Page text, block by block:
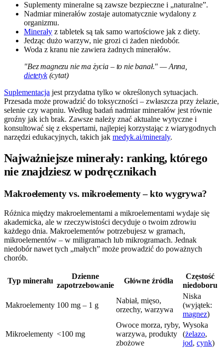
Suplementy mineralne są zawsze bezpieczne i „naturalne”.
Nadmiar minerałów zostaje automatycznie wydalony z
organizmu.
Minerały z tabletek są tak samo wartościowe jak z diety.
Jedząc dużo warzyw, nie grozi ci żaden niedobór.
Woda z kranu nie zawiera żadnych minerałów.
"Bez magnezu nie ma życia – to nie banał." — Anna,
dietetyk(cytat)
Suplementacja jest przydatna tylko w określonych sytuacjach.
Przesada może prowadzić do toksyczności – zwłaszcza przy żelazie,
selenie czy wapniu. Według badań nadmiar minerałów jest równie
groźny jak ich brak. Zawsze należy znać aktualne wytyczne i
konsultować się z ekspertami, najlepiej korzystając z wiarygodnych
narzędzi edukacyjnych, takich jak medyk.ai/mineraly.
Najważniejsze minerały: ranking, którego
nie znajdziesz w podręcznikach
Makroelementy vs. mikroelementy – kto wygrywa?
Różnica między makroelementami a mikroelementami wydaje się
akademicka, ale w rzeczywistości decyduje o twoim zdrowiu
każdego dnia. Makroelementów potrzebujesz w gramach,
mikroelementów – w miligramach lub mikrogramach. Jednak
niedobór nawet tych „małych” może prowadzić do poważnych
chorób.
Typ minerału
Dzienne
zapotrzebowanie
Główne źródła
Częstość
niedoboru
Makroelementy 100 mg – 1 g
Nabiał, mięso,
orzechy, warzywa
Niska
(wyjątek:
magnez)
Mikroelementy <100 mg
Owoce morza, ryby,
warzywa, produkty
zbożowe
Wysoka
(żelazo,
jod, cynk)